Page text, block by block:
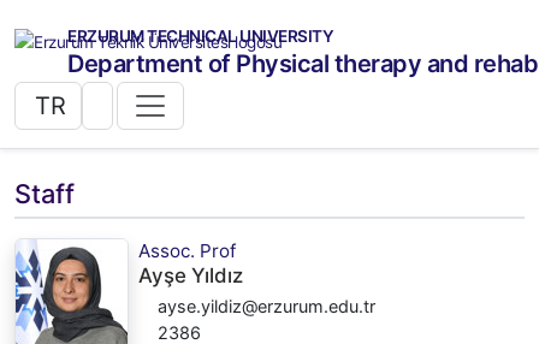
ERZURUM TECHNICAL UNIVERSITY
Department of Physical therapy and
TR
Staff
Assoc. Prof
Ayşe Yıldız
ayse.yildiz@erzurum.edu.tr
2386